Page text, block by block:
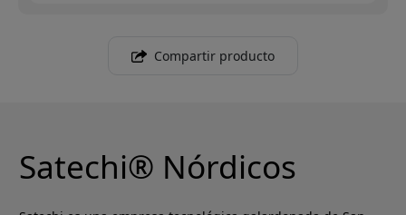
Compartir producto
Satechi® Nórdicos